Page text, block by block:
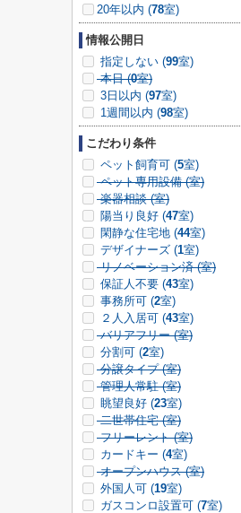
20年以内 (78室)
情報公開日
指定しない (99室)
本日 (0室)
3日以内 (97室)
1週間以内 (98室)
こだわり条件
ペット飼育可 (5室)
ペット専用設備 (室)
楽器相談 (室)
陽当り良好 (47室)
閑静な住宅地 (44室)
デザイナーズ (1室)
リノベーション済 (室)
保証人不要 (43室)
事務所可 (2室)
２人入居可 (43室)
バリアフリー (室)
分割可 (2室)
分譲タイプ (室)
管理人常駐 (室)
眺望良好 (23室)
二世帯住宅 (室)
フリーレント (室)
カードキー (4室)
オープンハウス (室)
外国人可 (19室)
ガスコンロ設置可 (7室)